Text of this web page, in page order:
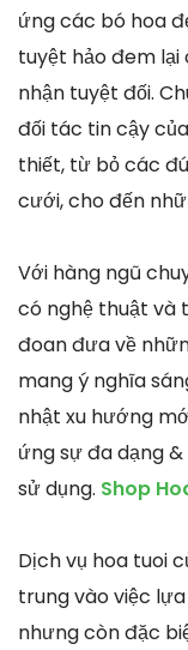
ứng các bó hoa
tuyệt hảo đem
nhận tuyệt đối.
đối tác tin cậy
thiết, từ bỏ các
cưới, cho đến
Với hàng ngũ
có nghệ thuật và
đoan đưa về
mang ý nghĩa
nhật xu hướng
ứng sự đa dạng
sử dụng. Shop
Dịch vụ hoa tuoi
trung vào việc
nhưng còn đặc